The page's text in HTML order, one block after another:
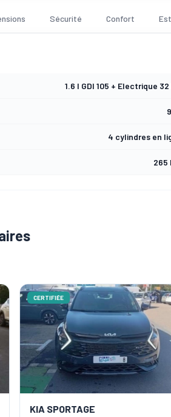
Sécurité Confort
1.6 l GDI 105 + Electrique 32
4 cylindres en
265
CERTIFIÉE
KIA SPORTAGE